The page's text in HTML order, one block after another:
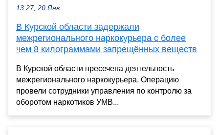
13:27, 20 Янв
В Курской области задержали
межрегионального наркокурьера с более
чем 8 килограммами запрещённых веществ
В Курской области пресечена деятельность
межрегионального наркокурьера. Операцию
провели сотрудники управления по контролю за
оборотом наркотиков УМВ...